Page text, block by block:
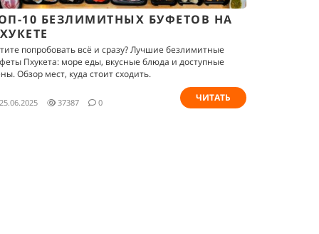
10 БЕЗЛИМИТНЫХ БУФЕТОВ НА
попробовать всё и сразу? Лучшие безлимитные
Пхукета: море еды, вкусные блюда и доступные
Обзор мест, куда стоит сходить.
25.06.2025 37387 0 ЧИТАТЬ